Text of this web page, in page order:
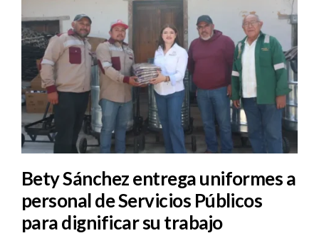
Bety Sánchez entrega uniformes a
personal de Servicios Públicos
para dignificar su trabajo